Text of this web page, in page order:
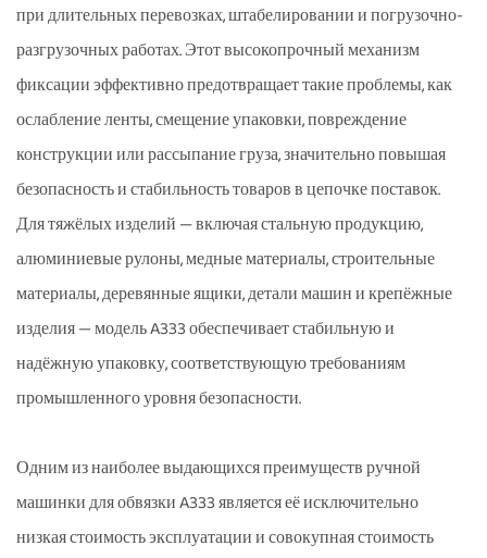
при длительных перевозках, штабелировании и погрузочно-
разгрузочных работах. Этот высокопрочный механизм
фиксации эффективно предотвращает такие проблемы, как
ослабление ленты, смещение упаковки, повреждение
конструкции или рассыпание груза, значительно повышая
безопасность и стабильность товаров в цепочке поставок.
Для тяжёлых изделий — включая стальную продукцию,
алюминиевые рулоны, медные материалы, строительные
материалы, деревянные ящики, детали машин и крепёжные
изделия — модель A333 обеспечивает стабильную и
надёжную упаковку, соответствующую требованиям
промышленного уровня безопасности.
Одним из наиболее выдающихся преимуществ ручной
машинки для обвязки A333 является её исключительно
низкая стоимость эксплуатации и совокупная стоимость